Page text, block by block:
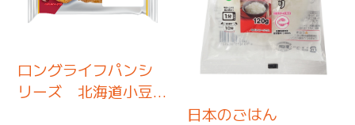
ロングライフパンシ
リーズ 北海道小豆
日本のごはん